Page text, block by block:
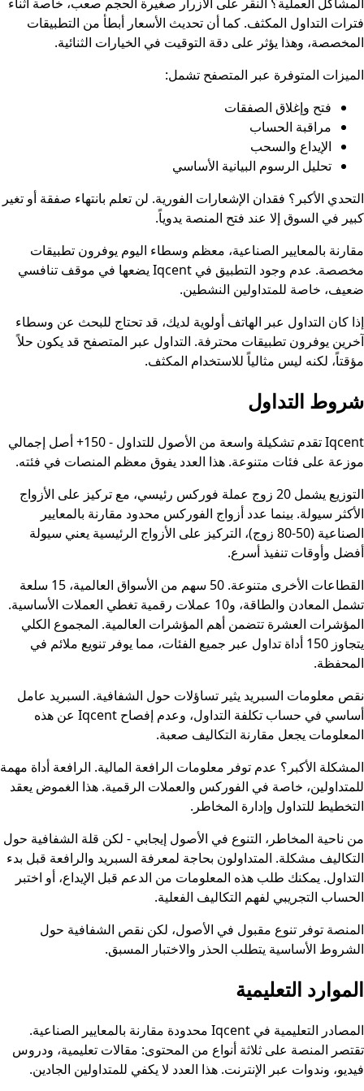
فترات التداول المكثف. كما أن تحديث الأسعار أبطأ من التطبيقات
المخصصة، وهذا يؤثر على دقة التوقيت في الخيارات الثنائية.
الميزات المتوفرة عبر المتصفح تشمل:
فتح وإغلاق الصفقات
مراقبة الحساب
الإيداع والسحب
تحليل الرسوم البيانية الأساسي
التحدي الأكبر؟ فقدان الإشعارات الفورية. لن تعلم بانتهاء صفقة أو تغير
كبير في السوق إلا عند فتح المنصة يدوياً.
مقارنة بالمعايير الصناعية، معظم وسطاء اليوم يوفرون تطبيقات
مخصصة. عدم وجود التطبيق في Iqcent يضعها في موقف تنافسي
ضعيف، خاصة للمتداولين النشطين.
إذا كان التداول عبر الهاتف أولوية لديك، قد تحتاج للبحث عن وسطاء
آخرين يوفرون تطبيقات محترفة. التداول عبر المتصفح قد يكون حلاً
مؤقتاً، لكنه ليس مثالياً للاستخدام المكثف.
شروط التداول
Iqcent تقدم تشكيلة واسعة من الأصول للتداول - 150+ أصل إجمالي
موزعة على فئات متنوعة. هذا العدد يفوق معظم المنصات في فئته.
التوزيع يشمل 20 زوج عملة فوركس رئيسي، مع تركيز على الأزواج
الأكثر سيولة. بينما عدد أزواج الفوركس محدود مقارنة بالمعايير
الصناعية (50-80 زوج)، التركيز على الأزواج الرئيسية يعني سيولة
أفضل وأوقات تنفيذ أسرع.
القطاعات الأخرى متنوعة. 50 سهم من الأسواق العالمية، 15 سلعة
تشمل المعادن والطاقة، و10 عملات رقمية تغطي العملات الأساسية.
المؤشرات العشرة تتضمن أهم المؤشرات العالمية. المجموع الكلي
يتجاوز 150 أداة تداول عبر جميع الفئات، مما يوفر تنويع ملائم في
المحفظة.
نقص معلومات السبريد يثير تساؤلات حول الشفافية. السبريد عامل
أساسي في حساب تكلفة التداول، وعدم إفصاح Iqcent عن هذه
المعلومات يجعل مقارنة التكاليف صعبة.
المشكلة الأكبر؟ عدم توفر معلومات الرافعة المالية. الرافعة أداة مهمة
للمتداولين، خاصة في الفوركس والعملات الرقمية. هذا الغموض يعقد
التخطيط للتداول وإدارة المخاطر.
من ناحية المخاطر، التنوع في الأصول إيجابي - لكن قلة الشفافية حول
التكاليف مشكلة. المتداولون بحاجة لمعرفة السبريد والرافعة قبل بدء
التداول. يمكنك طلب هذه المعلومات من الدعم قبل الإيداع، أو اختبر
الحساب التجريبي لفهم التكاليف الفعلية.
المنصة توفر تنوع مقبول في الأصول، لكن نقص الشفافية حول
الشروط الأساسية يتطلب الحذر والاختبار المسبق.
الموارد التعليمية
المصادر التعليمية في Iqcent محدودة مقارنة بالمعايير الصناعية.
تقتصر المنصة على ثلاثة أنواع من المحتوى: مقالات تعليمية، ودروس
فيديو، وندوات عبر الإنترنت. هذا العدد لا يكفي للمتداولين الجادين.